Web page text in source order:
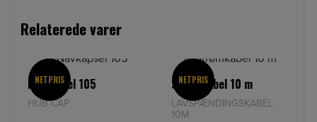
Relaterede varer
NETPRIS
Navkapsel 105
HUB CAP
NETPRIS
Strømkabel 10 m
LAVSPÆNDINGSKABEL
10M